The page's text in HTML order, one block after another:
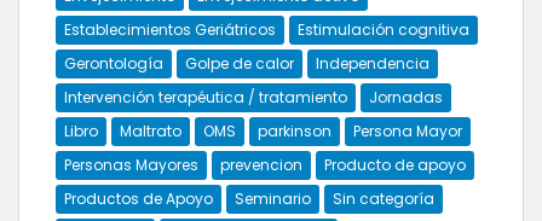
Establecimientos Geriátricos
Estimulación cognitiva
Gerontología
Golpe de calor
Independencia
Intervención terapéutica / tratamiento
Jornadas
Libro
Maltrato OMS parkinson
Persona Mayor
Personas Mayores
prevencion
Producto de apoyo
Productos de Apoyo
Seminario
Sin categoría